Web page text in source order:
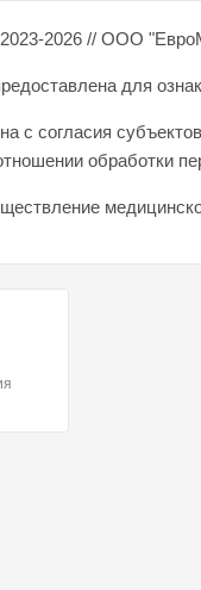
2026 // ООО
для
с согласия
обработки